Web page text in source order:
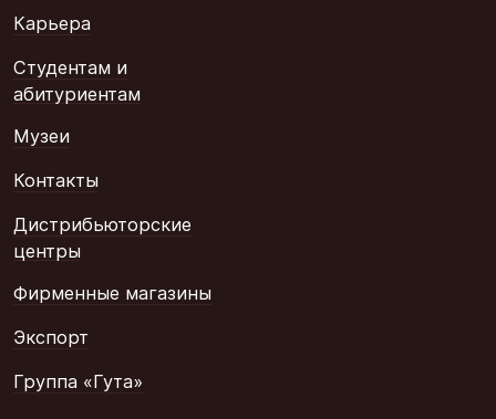
Карьера
Студентам и
абитуриентам
Музеи
Контакты
Дистрибьюторские
центры
Фирменные магазины
Экспорт
Группа «Гута»